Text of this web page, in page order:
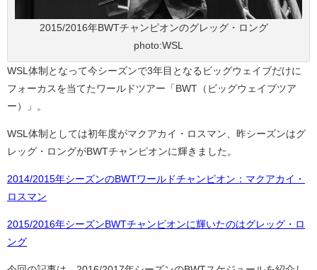
2015/2016年BWTチャンピオンのグレッグ・ロング
photo:WSL
WSL体制となって今シーズンで3年目となるビッグウェイブだけに
フォーカスを当てたワールドツアー「BWT（ビッグウェイブツア
ー）」。
WSL体制としては初年度がマクアカイ・ロスマン、昨シーズンはグ
レッグ・ロングがBWTチャンピオンに輝きました。
2014/2015年シーズンのBWTワールドチャンピオン：マクアカイ・
ロスマン
2015/2016年シーズンBWTチャンピオンに輝いたのはグレッグ・ロ
ング